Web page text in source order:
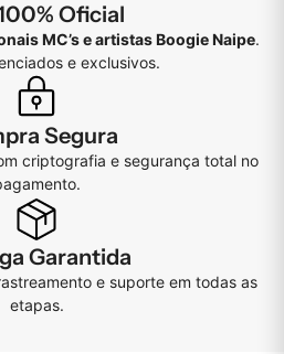
Oficial
MC’s e artistas Boogie Naipe.
e exclusivos.
Segura
criptografia e segurança total no
Garantida
e suporte em todas as
etapas.